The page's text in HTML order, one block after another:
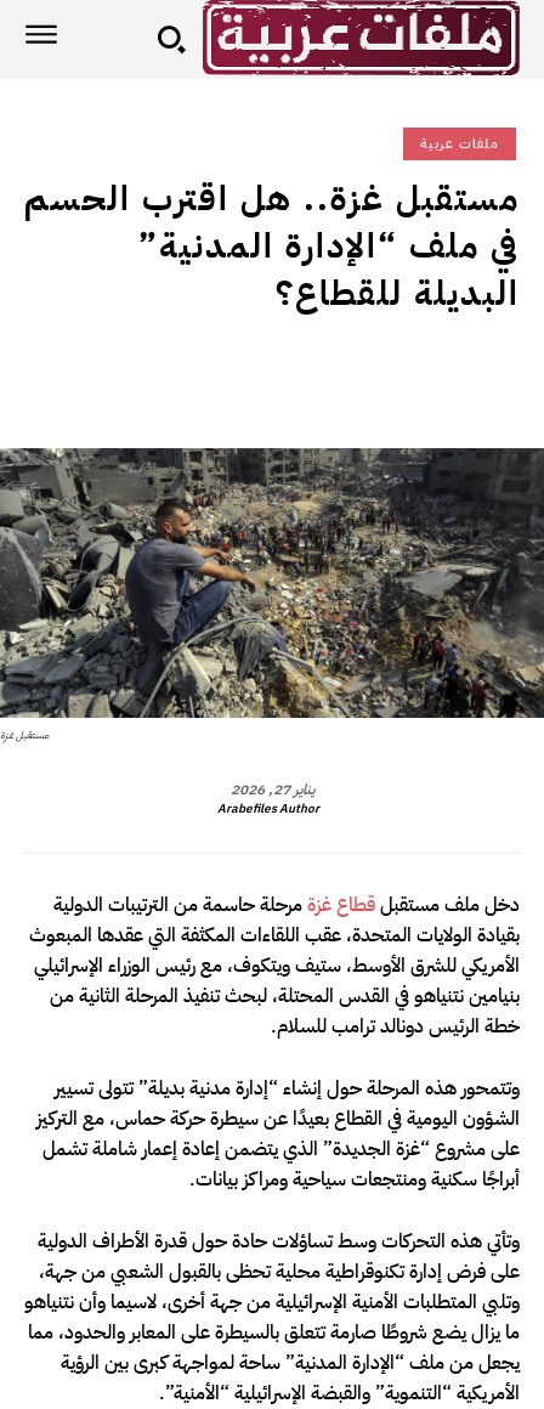
ملفات عربية
مستقبل غزة.. هل اقترب الحسم
في ملف “الإدارة المدنية”
البديلة للقطاع؟
مستقبل غزة
يناير 27, 2026
Arabefiles Author
دخل ملف مستقبلقطاع غزةمرحلة حاسمة من الترتيبات الدولية
بقيادة الولايات المتحدة، عقب اللقاءات المكثفة التي عقدها المبعوث
الأمريكي للشرق الأوسط، ستيف ويتكوف، مع رئيس الوزراء الإسرائيلي
بنيامين نتنياهو في القدس المحتلة، لبحث تنفيذ المرحلة الثانية من
خطة الرئيس دونالد ترامب للسلام.
وتتمحور هذه المرحلة حول إنشاء “إدارة مدنية بديلة” تتولى تسيير
الشؤون اليومية في القطاع بعيدًا عن سيطرة حركة حماس، مع التركيز
على مشروع “غزة الجديدة” الذي يتضمن إعادة إعمار شاملة تشمل
أبراجًا سكنية ومنتجعات سياحية ومراكز بيانات.
وتأتي هذه التحركات وسط تساؤلات حادة حول قدرة الأطراف الدولية
على فرض إدارة تكنوقراطية محلية تحظى بالقبول الشعبي من جهة،
وتلبي المتطلبات الأمنية الإسرائيلية من جهة أخرى، لاسيما وأن نتنياهو
ما يزال يضع شروطًا صارمة تتعلق بالسيطرة على المعابر والحدود، مما
يجعل من ملف “الإدارة المدنية” ساحة لمواجهة كبرى بين الرؤية
الأمريكية “التنموية” والقبضة الإسرائيلية “الأمنية”.